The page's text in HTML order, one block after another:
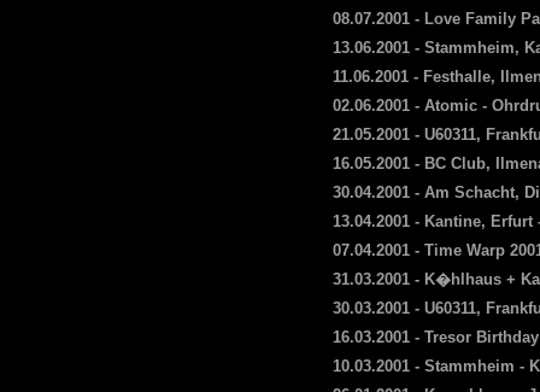
08.07.2001 - Love Family
13.06.2001 - Stammheim,
11.06.2001 - Festhalle,
02.06.2001 - Atomic -
21.05.2001 - U60311,
16.05.2001 - BC Club,
30.04.2001 - Am Schacht,
13.04.2001 - Kantine, Erfurt
07.04.2001 - Time Warp
31.03.2001 - K�hlhaus +
30.03.2001 - U60311,
16.03.2001 - Tresor Birthday
10.03.2001 - Stammheim -